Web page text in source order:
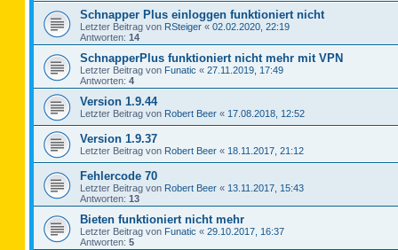
Schnapper Plus einloggen funktioniert nicht
Letzter Beitrag von RSteiger « 02.02.2020, 22:19
Antworten: 14
SchnapperPlus funktioniert nicht mehr mit VPN
Letzter Beitrag von Funatic « 27.11.2019, 17:49
Antworten: 4
Version 1.9.44
Letzter Beitrag von Robert Beer « 17.08.2018, 12:52
Version 1.9.37
Letzter Beitrag von Robert Beer « 18.11.2017, 21:12
Fehlercode 70
Letzter Beitrag von Robert Beer « 13.11.2017, 15:43
Antworten: 13
Bieten funktioniert nicht mehr
Letzter Beitrag von Funatic « 29.10.2017, 16:37
Antworten: 5